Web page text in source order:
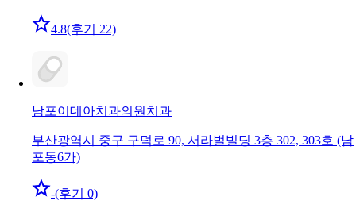
4.8(후기 22)
남포이데아치과의원 치과
부산광역시 중구 구덕로 90, 서라벌빌딩 3층 302, 303호 (남
포동6가)
-(후기 0)